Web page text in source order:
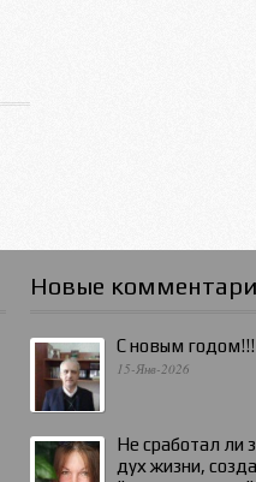
Новые
С новым годом!!!
15-Янв-2026
Не сработал ли
дух жизни,